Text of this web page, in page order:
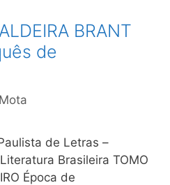
BRANT
de
de Letras –
Brasileira TOMO
Época de